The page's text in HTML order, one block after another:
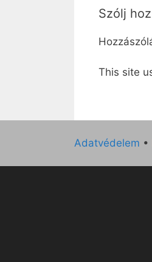
Szólj
This site
Adatvédelem •